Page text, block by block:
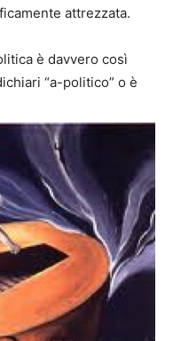
attrezzata.
è davvero così
“a-politico” o è